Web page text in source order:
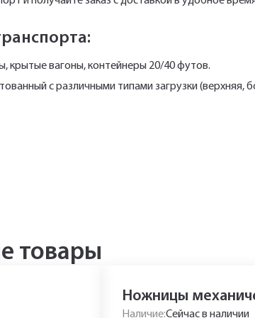
крытые вагоны, контейнеры 20/40 футов.
с различными типами загрузки (верхняя,
товары
Ножницы
Наличие:Сейчас в наличии